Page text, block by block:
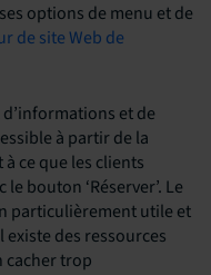
options de menu et de
de site Web de
et de
à partir de la
ce que les clients
bouton ‘Réserver’. Le
particulièrement utile et
des ressources
cacher trop